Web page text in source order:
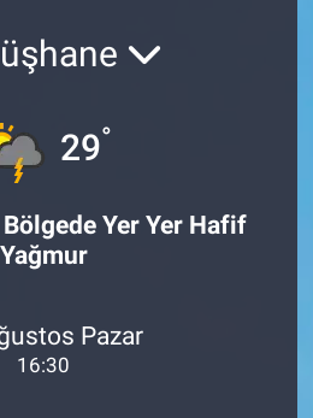
29°
Yer Yer Hafif
Yağmur
Pazar
16:30